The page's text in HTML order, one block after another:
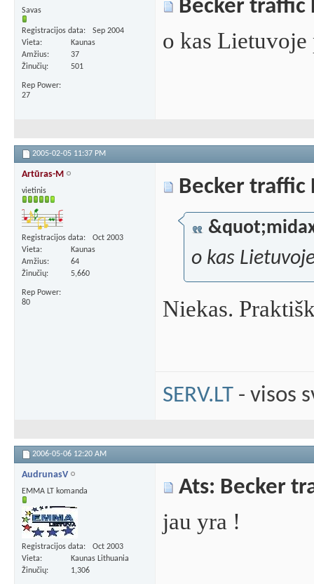
Savas
Registracijos data
Sep 2004
Vieta
Kaunas
Amžius
37
Žinučių
501
Rep Power
27
Becker traffic
o kas Lietuvoje
2005-02-05 11:37 PM
Artūras-M
vietinis
Registracijos data
Oct 2003
Vieta
Kaunas
Amžius
64
Žinučių
5,660
Rep Power
80
Becker traffic
o kas
Niekas.
SERV.LT - visos
2006-05-06 12:20 AM
AudrunasV
EMMA LT komanda
Registracijos data
Oct 2003
Vieta
Kaunas Lithuania
Žinučių
1,306
Ats: Becker
jau yra !